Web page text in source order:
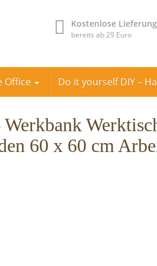
Kostenlose Lieferung
bereits ab 29 Euro
Office Do it yourself DIY –
Werkbank
60 x 60 cm